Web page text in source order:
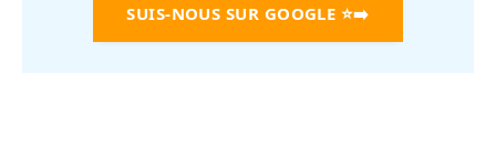
SUIS-NOUS SUR GOOGLE ⭐➡️